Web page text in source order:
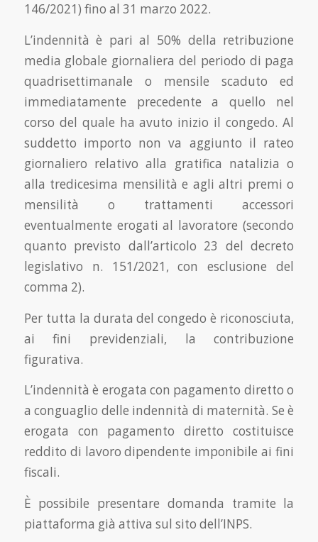
146/2021) fino al 31 marzo 2022.
L’indennità è pari al 50% della retribuzione
media globale giornaliera del periodo di paga
quadrisettimanale o mensile scaduto ed
immediatamente precedente a quello nel
corso del quale ha avuto inizio il congedo. Al
suddetto importo non va aggiunto il rateo
giornaliero relativo alla gratifica natalizia o
alla tredicesima mensilità e agli altri premi o
mensilità o trattamenti accessori
eventualmente erogati al lavoratore (secondo
quanto previsto dall’articolo 23 del decreto
legislativo n. 151/2021, con esclusione del
comma 2).
Per tutta la durata del congedo è riconosciuta,
ai fini previdenziali, la contribuzione
figurativa.
L’indennità è erogata con pagamento diretto o
a conguaglio delle indennità di maternità. Se è
erogata con pagamento diretto costituisce
reddito di lavoro dipendente imponibile ai fini
fiscali.
È possibile presentare domanda tramite la
piattaforma già attiva sul sito dell’INPS.